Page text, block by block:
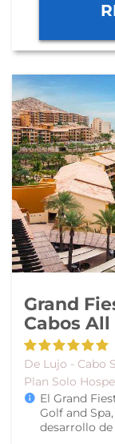
Grand
Cabos
De Lujo - Cabo
Plan Solo
El Grand
Golf and
desarrollo de